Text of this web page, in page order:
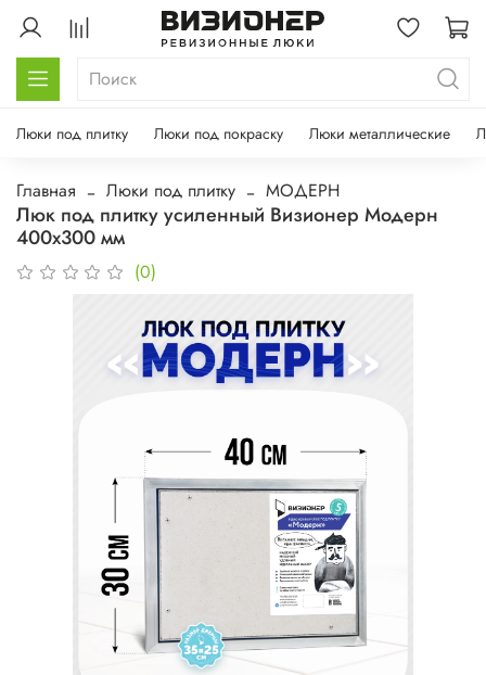
Люки под плитку Люки под покраску Люки металлические
Главная Люки под плитку МОДЕРН
Люк под плитку усиленный Визионер Модерн
400х300 мм
(0)